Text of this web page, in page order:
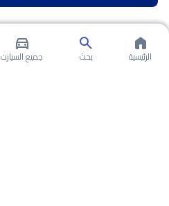
الرئيسية بحث جميع السيارت